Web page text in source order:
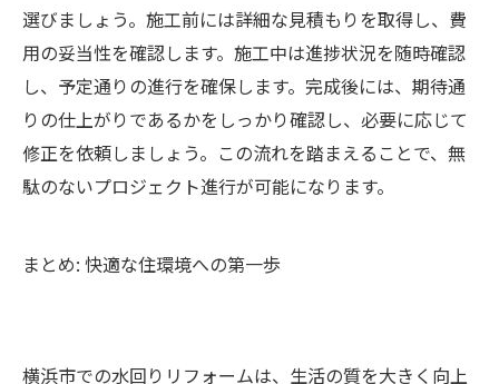
選びましょう。施工前には詳細な見積もりを取得し、費
用の妥当性を確認します。施工中は進捗状況を随時確認
し、予定通りの進行を確保します。完成後には、期待通
りの仕上がりであるかをしっかり確認し、必要に応じて
修正を依頼しましょう。この流れを踏まえることで、無
駄のないプロジェクト進行が可能になります。
まとめ: 快適な住環境への第一歩
横浜市での水回りリフォームは、生活の質を大きく向上